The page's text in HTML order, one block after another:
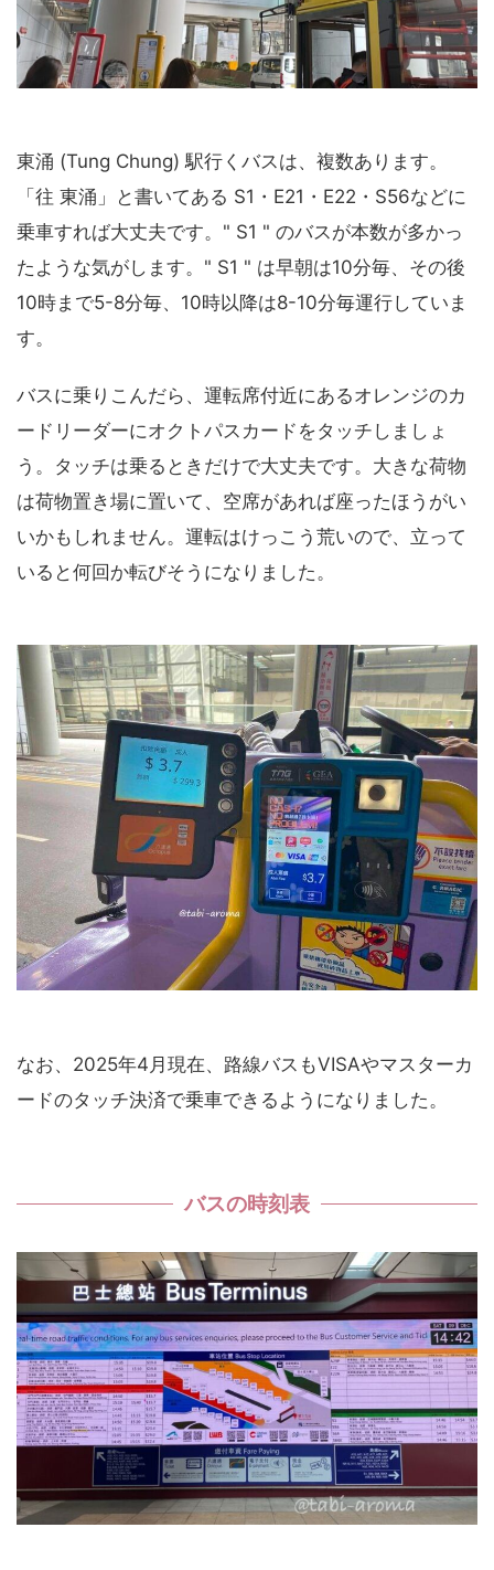
東涌 (Tung Chung) 駅行くバスは、複数あります。
「往 東涌」と書いてある S1・E21・E22・S56などに
乗車すれば大丈夫です。" S1 " のバスが本数が多かっ
たような気がします。" S1 " は早朝は10分毎、その後
10時まで5-8分毎、10時以降は8-10分毎運行していま
す。
バスに乗りこんだら、運転席付近にあるオレンジのカ
ードリーダーにオクトパスカードをタッチしましょ
う。タッチは乗るときだけで大丈夫です。大きな荷物
は荷物置き場に置いて、空席があれば座ったほうがい
いかもしれません。運転はけっこう荒いので、立って
いると何回か転びそうになりました。
なお、2025年4月現在、路線バスもVISAやマスターカ
ードのタッチ決済で乗車できるようになりました。
バスの時刻表